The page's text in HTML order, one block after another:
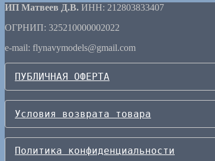
ИП Матвеев Д.В. ИНН: 212803833407
ОГРНИП: 325210000002022
e-mail: flynavymodels@gmail.com
ПУБЛИЧНАЯ ОФЕРТА
Условия возврата товара
Политика конфиденциальности